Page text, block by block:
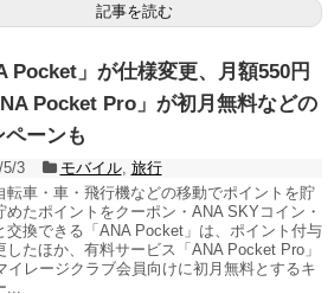
記事を読む
Pocket」が仕様変更、月額550円
Pocket Pro」が初月無料などの
ペーンも
5/3 モバイル, 旅行
転車・車・飛行機などの移動でポイントを貯
めたポイントをクーポン・ANA SKYコイン・
交換できる「ANA Pocket」は、ポイント付与
したほか、有料サービス「ANA Pocket Pro」
イレージクラブ会員向けに初月無料とするキ